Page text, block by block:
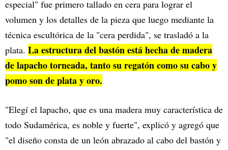
especial" fue primero tallado en cera para lograr el
volumen y los detalles de la pieza que luego mediante la
técnica escultórica de la "cera perdida", se trasladó a la
plata. La estructura del bastón está hecha de madera
de lapacho torneada, tanto su regatón como su cabo y
pomo son de plata y oro.
"Elegí el lapacho, que es una madera muy característica de
todo Sudamérica, es noble y fuerte", explicó y agregó que
"el diseño consta de un león abrazado al cabo del bastón y